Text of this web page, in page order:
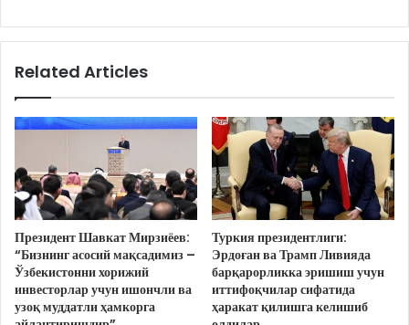
Related Articles
Президент Шавкат Мирзиёев:
“Бизнинг асосий мақсадимиз –
Ўзбекистонни хорижий
инвесторлар учун ишончли ва
узоқ муддатли ҳамкорга
Туркия президентлиги:
Эрдоған ва Трамп Ливияда
барқарорликка эришиш учун
иттифоқчилар сифатида
ҳаракат қилишга келишиб